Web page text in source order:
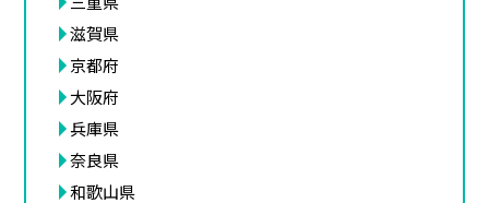
滋賀県
京都府
大阪府
兵庫県
奈良県
和歌山県